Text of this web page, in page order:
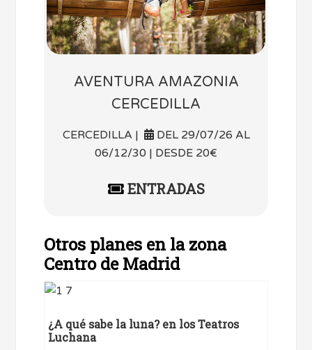
AVENTURA AMAZONIA
CERCEDILLA
CERCEDILLA |
DEL 29/07/26 AL
06/12/30 | DESDE 20€
ENTRADAS
Otros planes en la zona
Centro de Madrid
¿A qué sabe la luna? en los Teatros
Luchana